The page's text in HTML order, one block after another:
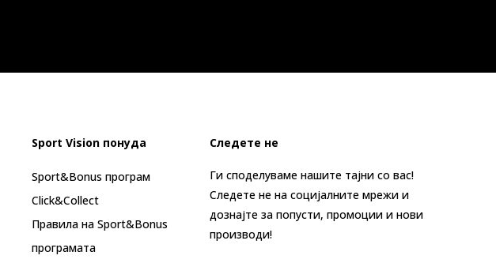
Sport Vision понуда
Sport&Bonus програм
Click&Collect
Правила на Sport&Bonus
програмата
Следете не
Ги споделуваме нашите тајни со вас!
Следете не на социјалните мрежи и
дознајте за попусти, промоции и нови
производи!